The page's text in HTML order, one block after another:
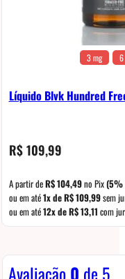
3 mg
Líquido Blvk Hundred
R$109,99
A partir deR$104,49no Pix(5%
ou em até1x deR$109,99sem
ou em até12x deR$13,11 com
Avaliação0 de 5